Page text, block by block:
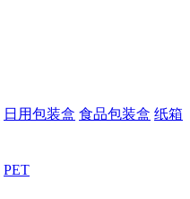
日用包装盒 食品包装盒 纸箱
PET